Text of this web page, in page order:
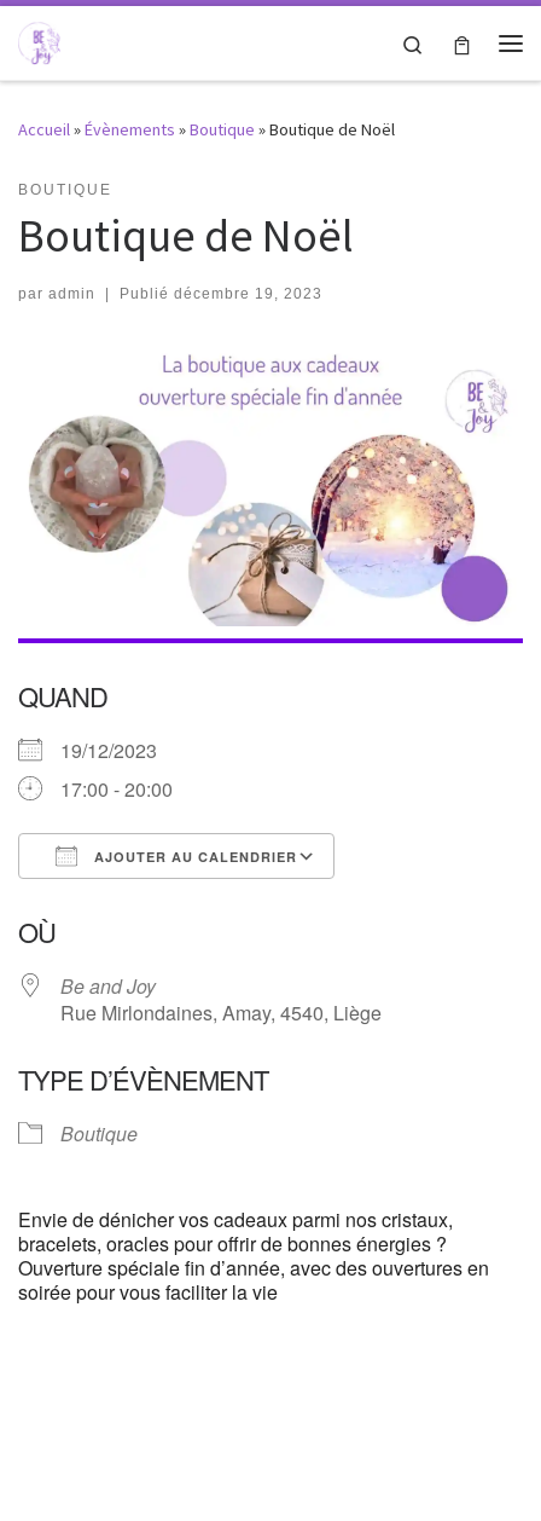
Passer au contenu
Search
Accueil»Évènements »Boutique »Boutique de Noël
BOUTIQUE
Boutique de Noël
par admin | Publié décembre 19, 2023
QUAND
19/12/2023
17:00 - 20:00
AJOUTER AU CALENDRIER
OÙ
Be and Joy
Rue Mirlondaines, Amay, 4540, Liège
TYPE D’ÉVÈNEMENT
Boutique
Envie de dénicher vos cadeaux parmi nos cristaux,
bracelets, oracles pour offrir de bonnes énergies ?
Ouverture spéciale fin d’année, avec des ouvertures en
soirée pour vous faciliter la vie